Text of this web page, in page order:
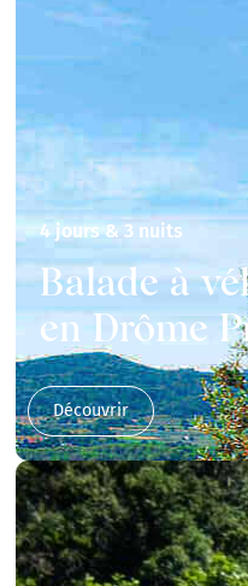
4 jours & 3 nuits
Balade à
en Drôme
Découvrir